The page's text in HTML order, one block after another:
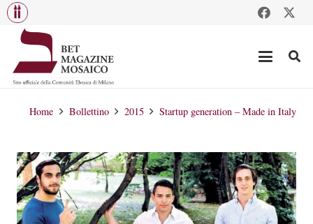
Home Bollettino 2015 Startup generation – Made in Italy